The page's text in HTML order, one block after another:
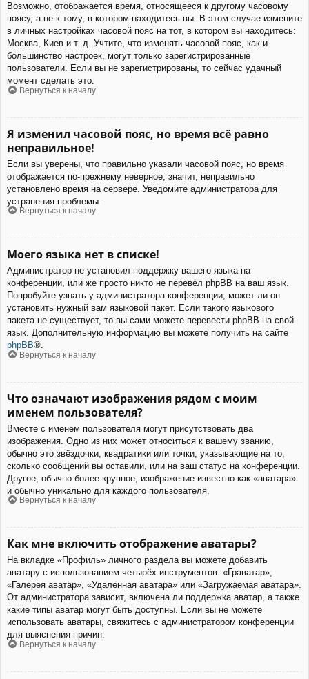
Возможно, отображается время, относящееся к другому часовому
поясу, а не к тому, в котором находитесь вы. В этом случае измените
в личных настройках часовой пояс на тот, в котором вы находитесь:
Москва, Киев и т. д. Учтите, что изменять часовой пояс, как и
большинство настроек, могут только зарегистрированные
пользователи. Если вы не зарегистрированы, то сейчас удачный
момент сделать это.
Вернуться к началу
Я изменил часовой пояс, но время всё равно
неправильное!
Если вы уверены, что правильно указали часовой пояс, но время
отображается по-прежнему неверное, значит, неправильно
установлено время на сервере. Уведомите администратора для
устранения проблемы.
Вернуться к началу
Моего языка нет в списке!
Администратор не установил поддержку вашего языка на
конференции, или же просто никто не перевёл phpBB на ваш язык.
Попробуйте узнать у администратора конференции, может ли он
установить нужный вам языковой пакет. Если такого языкового
пакета не существует, то вы сами можете перевести phpBB на свой
язык. Дополнительную информацию вы можете получить на сайте
phpBB®.
Вернуться к началу
Что означают изображения рядом с моим
именем пользователя?
Вместе с именем пользователя могут присутствовать два
изображения. Одно из них может относиться к вашему званию,
обычно это звёздочки, квадратики или точки, указывающие на то,
сколько сообщений вы оставили, или на ваш статус на конференции.
Другое, обычно более крупное, изображение известно как «аватара»
и обычно уникально для каждого пользователя.
Вернуться к началу
Как мне включить отображение аватары?
На вкладке «Профиль» личного раздела вы можете добавить
аватару с использованием четырёх инструментов: «Граватар»,
«Галерея аватар», «Удалённая аватара» или «Загружаемая аватара».
От администратора зависит, включена ли поддержка аватар, а также
какие типы аватар могут быть доступны. Если вы не можете
использовать аватары, свяжитесь с администратором конференции
для выяснения причин.
Вернуться к началу